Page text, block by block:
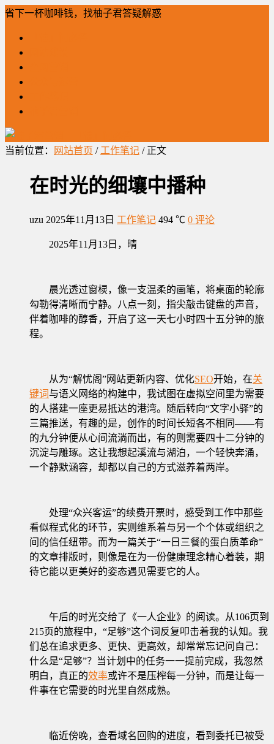
省下一杯咖啡钱，找柚子君答疑解惑
当前位置： 网站首页 / 工作笔记 / 正文
在时光的细壤中播种
uzu 2025年11月13日 工作笔记 494 ℃ 0 评论
2025年11月13日，晴
晨光透过窗棂，像一支温柔的画笔，将桌面的轮廓
勾勒得清晰而宁静。八点一刻，指尖敲击键盘的声音，
伴着咖啡的醇香，开启了这一天七小时四十五分钟的旅
程。
从为“解忧阁”网站更新内容、优化SEO开始，在关
键词 与语义网络的构建中，我试图在虚拟空间里为需要
的人搭建一座更易抵达的港湾。随后转向“文字小驿”的
三篇推送，有趣的是，创作的时间长短各不相同——有
的九分钟便从心间流淌而出，有的则需要四十二分钟的
沉淀与雕琢。这让我想起溪流与湖泊，一个轻快奔涌，
一个静默涵容，却都以自己的方式滋养着两岸。
处理“众兴客运”的续费开票时，感受到工作中那些
看似程式化的环节，实则维系着与另一个个体或组织之
间的信任纽带。而为一篇关于“一日三餐的蛋白质革命”
的文章排版时，则像是在为一份健康理念精心着装，期
待它能以更美好的姿态遇见需要它的人。
午后的时光交给了《一人企业》的阅读。从106页到
215页的旅程中，“足够”这个词反复叩击着我的认知。我
们总在追求更多、更快、更高效，却常常忘记问自己：
什么是“足够”？当计划中的任务一一提前完成，我忽然
明白，真正的效率或许不是压榨每一分钟，而是让每一
件事在它需要的时光里自然成熟。
临近傍晚，查看域名回购的进度，看到委托已被受